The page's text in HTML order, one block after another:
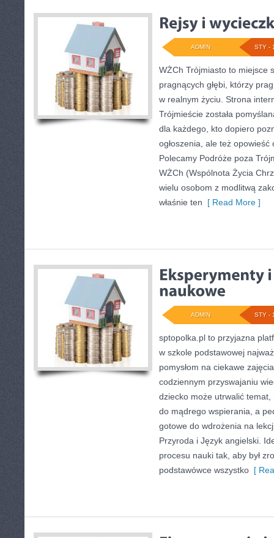
STY -
ADMIN
WŻCh Trójmiasto to miejsce
pragnących głębi, którzy
w realnym życiu. Strona
Trójmieście została
dla każdego, kto dopiero
ogłoszenia, ale też
Polecamy Podróże poza
WŻCh (Wspólnota Życia
wielu osobom z modlitwą
właśnie ten [ Read More ]
STY -
ADMIN
sptopolka.pl to przyjazna
w szkole podstawowej
pomysłom na ciekawe
codziennym przyswajaniu
dziecko może utrwalić
do mądrego wspierania, a
gotowe do wdrożenia na
Przyroda i Język angielski.
procesu nauki tak, aby był
podstawówce wszystko [